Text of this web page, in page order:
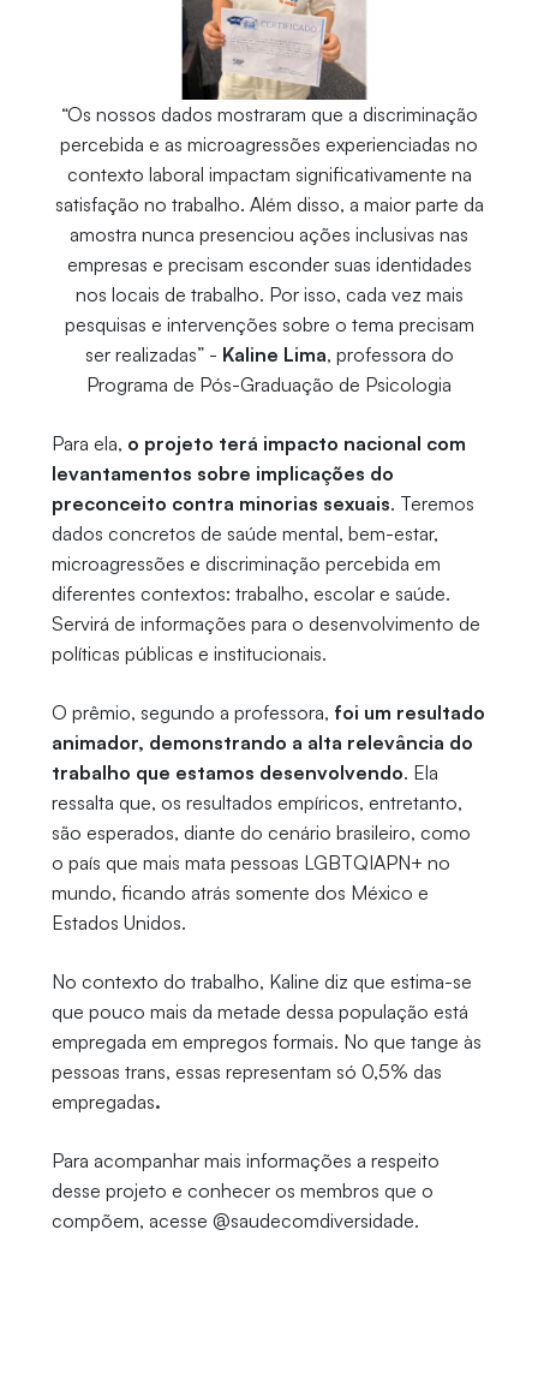
“Os nossos dados mostraram que a discriminação
percebida e as microagressões experienciadas no
contexto laboral impactam significativamente na
satisfação no trabalho. Além disso, a maior parte da
amostra nunca presenciou ações inclusivas nas
empresas e precisam esconder suas identidades
nos locais de trabalho. Por isso, cada vez mais
pesquisas e intervenções sobre o tema precisam
ser realizadas” - Kaline Lima, professora do
Programa de Pós-Graduação de Psicologia
Para ela, o projeto terá impacto nacional com
levantamentos sobre implicações do
preconceito contra minorias sexuais. Teremos
dados concretos de saúde mental, bem-estar,
microagressões e discriminação percebida em
diferentes contextos: trabalho, escolar e saúde.
Servirá de informações para o desenvolvimento de
políticas públicas e institucionais.
O prêmio, segundo a professora, foi um resultado
animador, demonstrando a alta relevância do
trabalho que estamos desenvolvendo. Ela
ressalta que, os resultados empíricos, entretanto,
são esperados, diante do cenário brasileiro, como
o país que mais mata pessoas LGBTQIAPN+ no
mundo, ficando atrás somente dos México e
Estados Unidos.
No contexto do trabalho, Kaline diz que estima-se
que pouco mais da metade dessa população está
empregada em empregos formais. No que tange às
pessoas trans, essas representam só 0,5% das
empregadas.
Para acompanhar mais informações a respeito
desse projeto e conhecer os membros que o
compõem, acesse @saudecomdiversidade.